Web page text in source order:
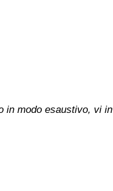
modo esaustivo, vi